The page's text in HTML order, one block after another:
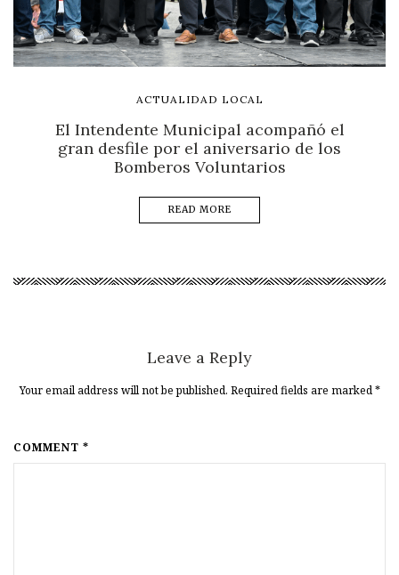
ACTUALIDAD LOCAL
El Intendente Municipal acompañó el
gran desfile por el aniversario de los
Bomberos Voluntarios
READ MORE
Leave a Reply
Your email address will not be published. Required fields are marked*
COMMENT *